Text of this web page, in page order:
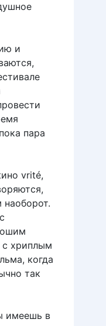
и
пара
vrité,
с хриплым
когда
так
имеешь в